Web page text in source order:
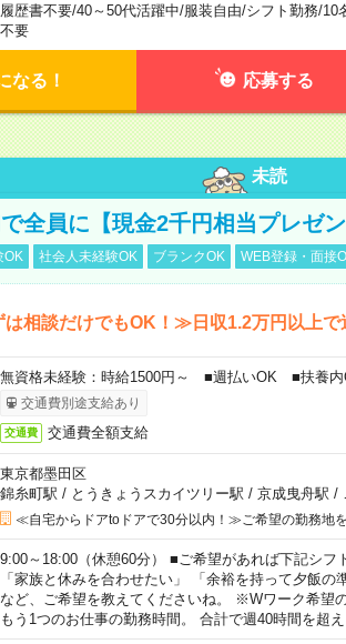
履歴書不要/40～50代活躍中/服装自由/シフト勤務/10
不要
なる！ 応募する
未読
全員に【現金2千円相当プレゼ
OK 社会人未経験OK ブランクOK WEB登録・面接
相談だけでもOK！≫日収1.2万円以上で
無資格未経験：時給1500円～ ■週払いOK ■扶養
交通費別途支給あり
交通費 交通費全額支給
東京都墨田区
錦糸町駅 / とうきょうスカイツリー駅 / 京成曳舟駅 /
≪自宅からドアtoドアで30分以内！≫ご希望の勤務地を
9:00～18:00（休憩60分） ■ご希望があれば下記シ
「家族と休みを合わせたい」 「余裕を持って夕飯の
など、ご希望を教えてくださいね。 ※Wワーク希望
もう1つのお仕事の勤務時間。 合計で週40時間を超